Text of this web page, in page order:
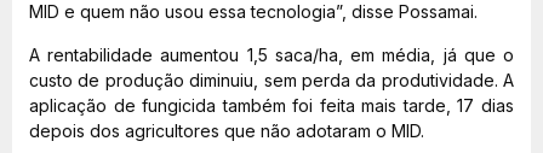
MID e quem não usou essa tecnologia”, disse Possamai.
A rentabilidade aumentou 1,5 saca/ha, em média, já que o
custo de produção diminuiu, sem perda da produtividade. A
aplicação de fungicida também foi feita mais tarde, 17 dias
depois dos agricultores que não adotaram o MID.